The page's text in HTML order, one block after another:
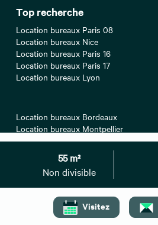
55 m²
Non divisible
Visitez
Top recherche
Location bureaux Paris 08
Location bureaux Nice
Location bureaux Paris 16
Location bureaux Paris 17
Location bureaux Lyon
Location bureaux Bordeaux
Location bureaux Montpellier
Location bureaux Lille
Location bureaux Paris 12
Location bureaux Aix-en-Provence
Location bureaux Paris
Location bureaux Marseille